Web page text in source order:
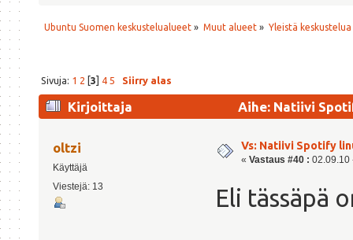
Ubuntu Suomen keskustelualueet » Muut alueet» Yleistä keskustelua
Sivuja: 1 2 [3] 4 5 Siirry alas
Kirjoittaja Aihe: Natiivi
oltzi
Käyttäjä
Viestejä: 13
Vs: Natiivi Spotify
« Vastaus #40 : 02.09.10
Eli tässäpä